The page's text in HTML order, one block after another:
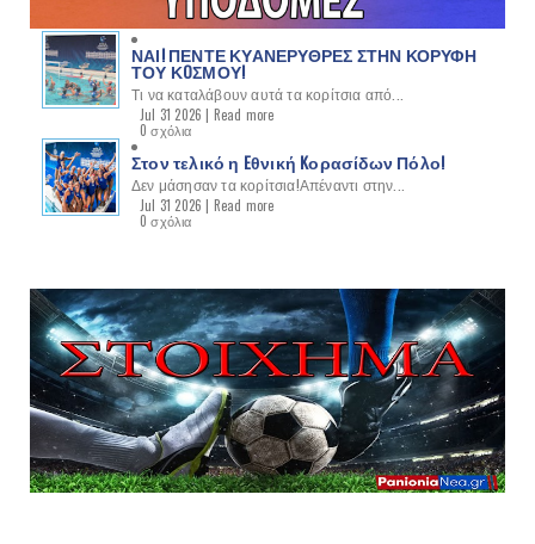
ΝΑΙ! ΠΕΝΤΕ ΚΥΑΝΕΡΥΘΡΕΣ ΣΤΗΝ ΚΟΡΥΦΗ
ΤΟΥ ΚOΣΜΟΥ!
Τι να καταλάβουν αυτά τα κορίτσια από...
Jul 31 2026 | Read more
0 σχόλια
Στον τελικό η Eθνική Kορασίδων Πόλο!
Δεν μάσησαν τα κορίτσια!Απέναντι στην...
Jul 31 2026 | Read more
0 σχόλια